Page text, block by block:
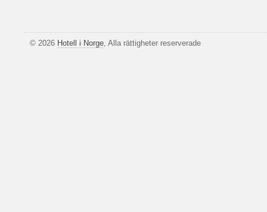
© 2026 Hotell i Norge, Alla rättigheter reserverade